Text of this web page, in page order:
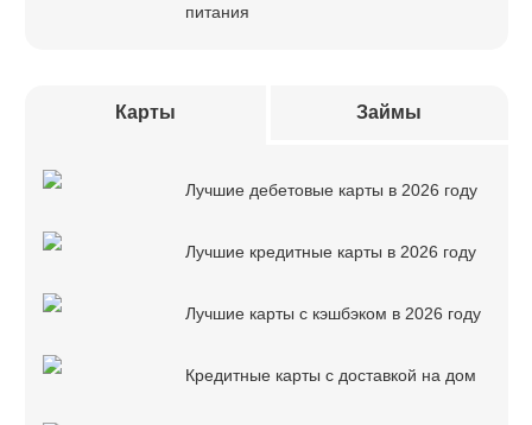
питания
Карты Займы
Лучшие дебетовые карты в 2026 году
Лучшие кредитные карты в 2026 году
Лучшие карты с кэшбэком в 2026 году
Кредитные карты с доставкой на дом